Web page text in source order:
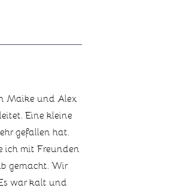
Maike und Alex
Eine kleine
gefallen hat.
ich mit Freunden
gemacht. Wir
war kalt und